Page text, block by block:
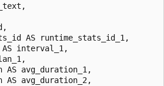
AS runtime_stats_id_1,
interval_1,
AS avg_duration_1,
AS avg_duration_2,